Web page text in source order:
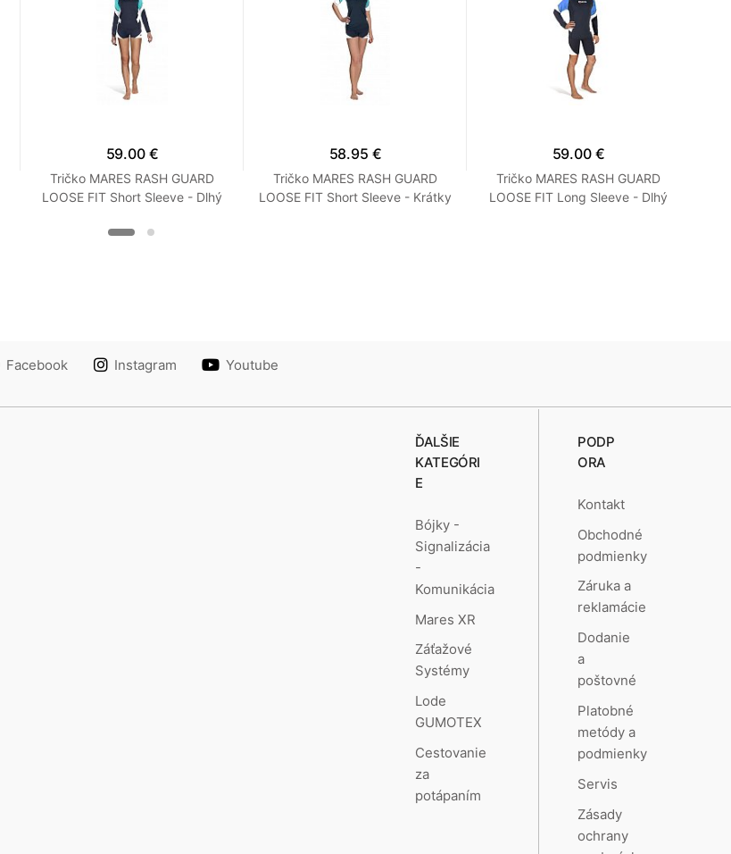
59.00 €
Tričko MARES RASH GUARD
LOOSE FIT Short Sleeve - Dlhý
XXS Tyrkysová
58.95 €
Tričko MARES RASH GUARD
LOOSE FIT Short Sleeve - Krátky
59.00 €
Tričko MARES RASH GUARD
LOOSE FIT Long Sleeve - Dlhý
Facebook Instagram Youtube
ĎALŠIE
KATEGÓRI
E
Bójky -
Signalizácia
-
Komunikácia
Mares XR
Záťažové
Systémy
Lode
GUMOTEX
Cestovanie
za
potápaním
PODP
ORA
Kontakt
Obchodné
podmienky
Záruka a
reklamácie
Dodanie
a
poštovné
Platobné
metódy a
podmienky
Servis
Zásady
ochrany